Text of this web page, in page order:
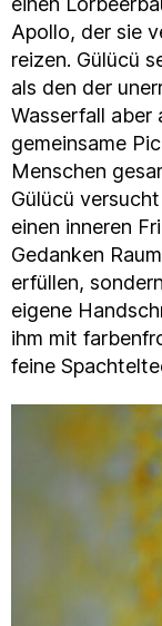
Apollo, der sie
reizen. Gülücü
als den der
Wasserfall aber
gemeinsame
Menschen
Gülücü
einen inneren
Gedanken
erfüllen,
eigene
ihm mit
feine